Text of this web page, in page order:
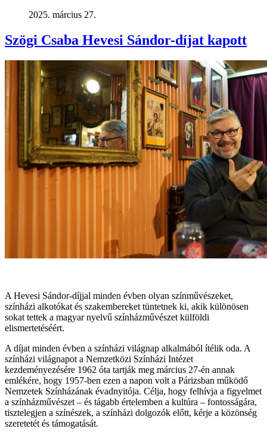
2025. március 27.
Szögi Csaba Hevesi Sándor-díjat kapott
A Hevesi Sándor-díjjal minden évben olyan színművészeket,
színházi alkotókat és szakembereket tüntetnek ki, akik különösen
sokat tettek a magyar nyelvű színházművészet külföldi
elismertetéséért.
A díjat minden évben a színházi világnap alkalmából ítélik oda. A
színházi világnapot a Nemzetközi Színházi Intézet
kezdeményezésére 1962 óta tartják meg március 27-én annak
emlékére, hogy 1957-ben ezen a napon volt a Párizsban működő
Nemzetek Színházának évadnyitója. Célja, hogy felhívja a figyelmet
a színházművészet – és tágabb értelemben a kultúra – fontosságára,
tisztelegjen a színészek, a színházi dolgozók előtt, kérje a közönség
szeretetét és támogatását.